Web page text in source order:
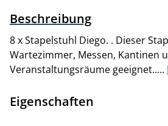
Beschreibung
8 x Stapelstuhl Diego. . Dieser
Wartezimmer, Messen, Kantinen
Veranstaltungsräume geeignet..…
Eigenschaften